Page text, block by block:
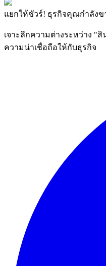
แยกให้ชัวร์! ธุรกิจคุณกำลังข
เจาะลึกความต่างระหว่าง "
ความน่าเชื่อถือให้กับธุรกิจ